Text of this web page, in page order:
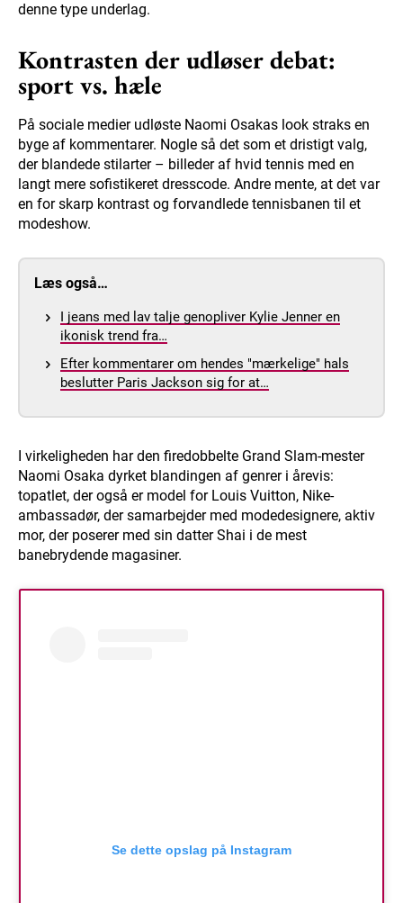
denne type underlag.
Kontrasten der udløser debat:
sport vs. hæle
På sociale medier udløste Naomi Osakas look straks en
byge af kommentarer. Nogle så det som et dristigt valg,
der blandede stilarter – billeder af hvid tennis med en
langt mere sofistikeret dresscode. Andre mente, at det var
en for skarp kontrast og forvandlede tennisbanen til et
modeshow.
Læs også…
I jeans med lav talje genopliver Kylie Jenner en
ikonisk trend fra…
Efter kommentarer om hendes "mærkelige" hals
beslutter Paris Jackson sig for at…
I virkeligheden har den firedobbelte Grand Slam-mester
Naomi Osaka dyrket blandingen af genrer i årevis:
topatlet, der også er model for Louis Vuitton, Nike-
ambassadør, der samarbejder med modedesignere, aktiv
mor, der poserer med sin datter Shai i de mest
banebrydende magasiner.
Se dette opslag på Instagram